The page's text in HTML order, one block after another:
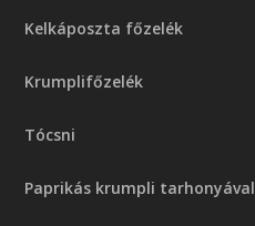
Kelkáposzta főzelék
Krumplifőzelék
Tócsni
Paprikás krumpli tarhonyával